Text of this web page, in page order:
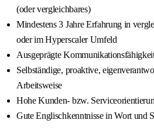
(oder vergleichbares)
Mindestens 3 Jahre Erfahrung in
oder im Hyperscaler Umfeld
Ausgeprägte
Selbständige, proaktive,
Arbeitsweise
Hohe Kunden- bzw.
Gute Englischkenntnisse in Wort und